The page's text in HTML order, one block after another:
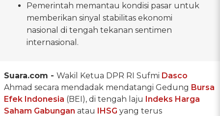
Pemerintah memantau kondisi pasar untuk
memberikan sinyal stabilitas ekonomi
nasional di tengah tekanan sentimen
internasional.
Suara.com - Wakil Ketua DPR RI Sufmi Dasco
Ahmad secara mendadak mendatangi Gedung Bursa
Efek Indonesia (BEI), di tengah laju Indeks Harga
Saham Gabungan atau IHSG yang terus